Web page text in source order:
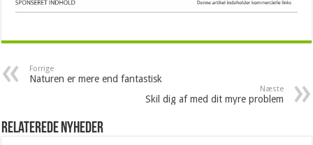
Forrige
Naturen er mere end fantastisk
Næste
Skil dig af med dit myre problem
Relaterede nyheder